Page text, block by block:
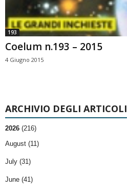
193
Coelum n.193 – 2015
4 Giugno 2015
ARCHIVIO DEGLI ARTICOLI
2026 (216)
August (11)
July (31)
June (41)